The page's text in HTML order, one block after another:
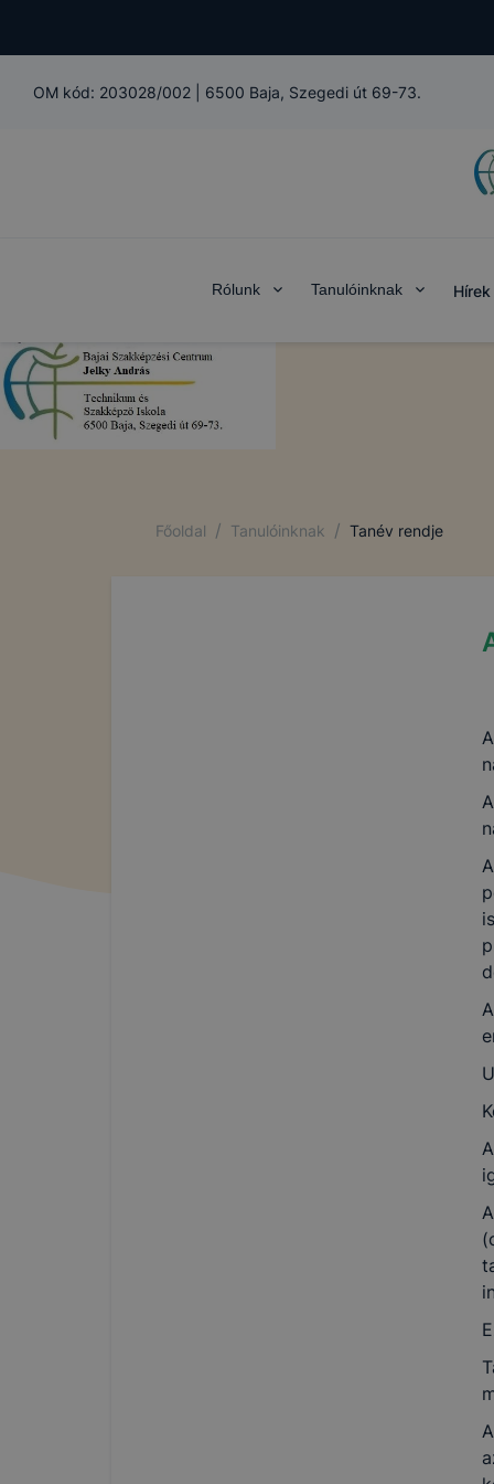
OM kód: 203028/002 6500 Baja, Szegedi út 69-73.
Rólunk Tanulóinknak Hírek
Főoldal / Tanulóinknak / Tanév rendje